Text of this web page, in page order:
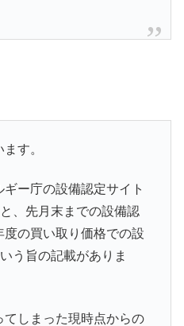
す。
ー庁の設備認定サイト
、先月末までの設備認
の買い取り価格での設
う旨の記載がありま
てしまった現時点からの